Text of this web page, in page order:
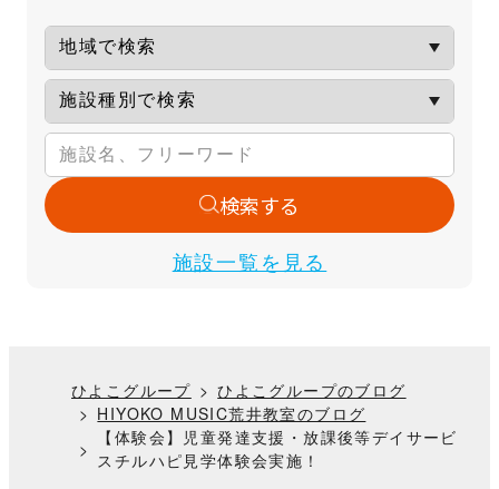
施設一覧を見る
検索する
ひよこグループ
ひよこグループのブログ
HIYOKO MUSIC荒井教室のブログ
【体験会】児童発達支援・放課後等デイサービ
スチルハピ見学体験会実施！